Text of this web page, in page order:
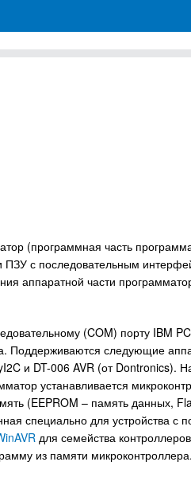
(программная часть
ПЗУ с последовательным
аппаратной части
(COM) порту IBM
Поддерживаются следующие
и DT-006 AVR (от Dontronics).
устанавливается
(EEPROM – память данных,
специально для устройства с
для семейства
из памяти микроконтроллера.